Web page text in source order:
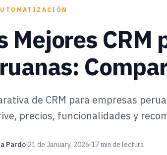
Mejores CRM
de CRM para empresas
precios, funcionalidades y
Pardo 21 de January, 2026 17 min de lectura